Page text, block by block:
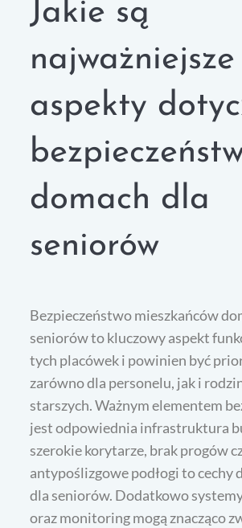
Jakie są
najważniejsze
aspekty
domach dla
seniorów
Bezpieczeństwo mieszkańców
seniorów to kluczowy aspekt
tych placówek i powinien być
zarówno dla personelu, jak i
starszych. Ważnym elementem
jest odpowiednia infrastruktura
szerokie korytarze, brak progów
antypoślizgowe podłogi to cechy
dla seniorów. Dodatkowo
oraz monitoring mogą znacząco